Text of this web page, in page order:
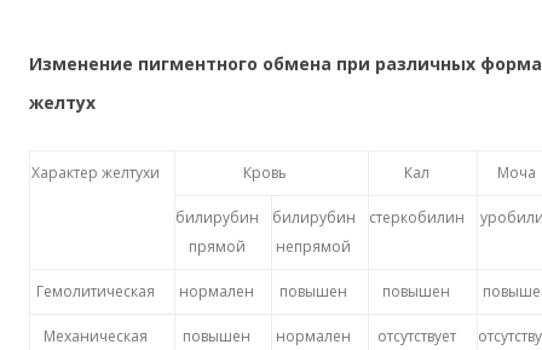
Изменение пигментного обмена при различных
желтух
Характер желтухи Кровь Кал Моча
билирубин
прямой
билирубин
непрямой
стеркобилин
Гемолитическая нормален повышен повышен
Механическая повышен нормален отсутствует